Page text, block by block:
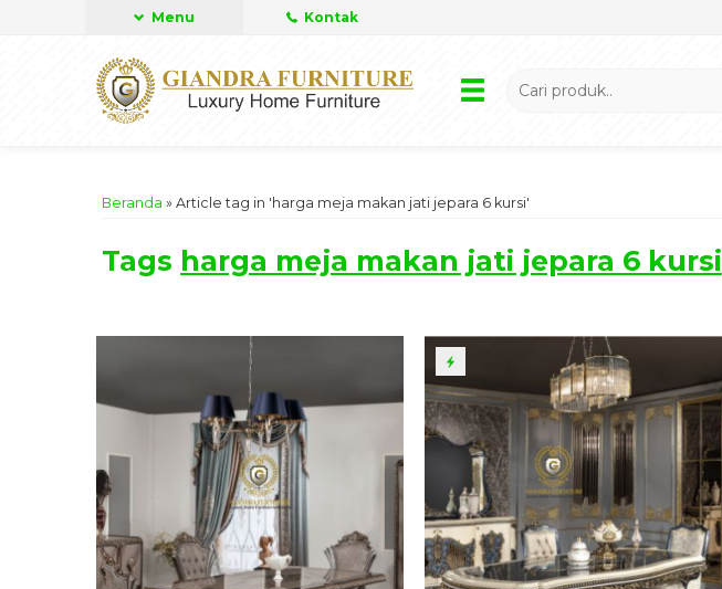
Menu Kontak
Beranda » Article tag in 'harga meja makan jati jepara 6 kursi'
Tags harga meja makan jati jepara 6 kursi